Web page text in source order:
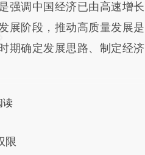
强调中国经济已由高速增长
展阶段，推动高质量发展是
期确定发展思路、制定经济
读
限